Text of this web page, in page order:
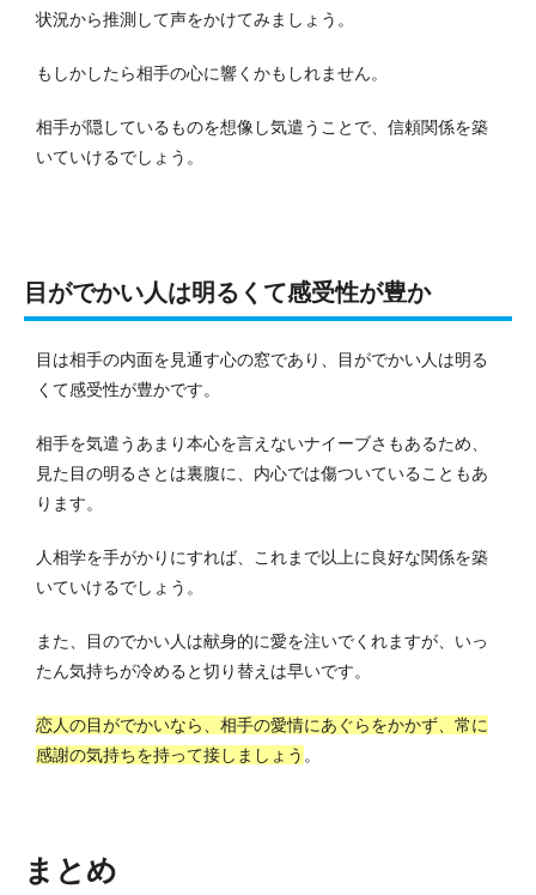
状況から推測して声をかけてみましょう。
もしかしたら相手の心に響くかもしれません。
相手が隠しているものを想像し気遣うことで、信頼関係を築
いていけるでしょう。
目がでかい人は明るくて感受性が豊か
目は相手の内面を見通す心の窓であり、目がでかい人は明る
くて感受性が豊かです。
相手を気遣うあまり本心を言えないナイーブさもあるため、
見た目の明るさとは裏腹に、内心では傷ついていることもあ
ります。
人相学を手がかりにすれば、これまで以上に良好な関係を築
いていけるでしょう。
また、目のでかい人は献身的に愛を注いでくれますが、いっ
たん気持ちが冷めると切り替えは早いです。
恋人の目がでかいなら、相手の愛情にあぐらをかかず、常に
感謝の気持ちを持って接しましょう 。
まとめ